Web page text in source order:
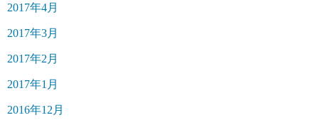
2017年4月
2017年3月
2017年2月
2017年1月
2016年12月